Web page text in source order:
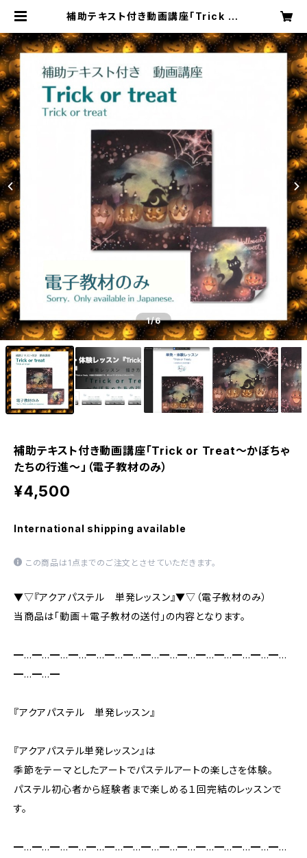
補助テキスト付き動画講座「Trick or
子教材のみ） | 東大阪・動画のパステ
ルアート教室〜Aqua pastel〜Ba
1/6
補助テキスト付き動画講座「Trick or Treat～かぼちゃ
たちの行進～」（電子教材のみ）
¥4,500
International shipping available
この商品は1点までのご注文とさせていただきます。
▼▽『アクアパステル 単発レッスン』▼▽（電子教材のみ）
当商品は「動画＋電子教材の送付」の内容となります。
━…━…━…━…━…━…━…━…━…━…━…━…━…━…━…
━…━…━
『アクアパステル 単発レッスン』
『アクアパステル単発レッスン』は
季節をテーマとしたアートでパステルアートの楽しさを体験。
パステル初心者から経験者まで楽しめる１回完結のレッスンで
す。
━…━…━…━…━…━…━…━…━…━…━…━…━…━…━…